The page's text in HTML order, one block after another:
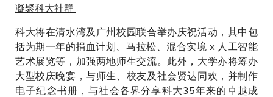
凝聚科大社群
科大将在清水湾及广州校园联合举办庆祝活动，其中包
括为期一年的捐血计划、马拉松、混合实境 x 人工智能
艺术展览等，加强两地师生交流。此外，大学亦将筹办
大型校庆晚宴，与师生、校友及社会贤达同欢，并制作
电子纪念书册，与社会各界分享科大35年来的卓越成